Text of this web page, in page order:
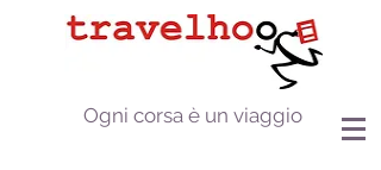
Ogni corsa è un viaggio